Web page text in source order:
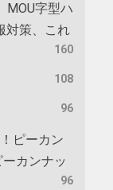
MOU字型ハ
対策、これ
160
108
96
ピーカン
カンナッ
96